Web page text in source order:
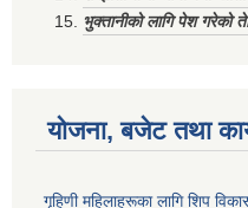
भुक्तानीको लागि पेश गरेको
योजना, बजेट तथा
गृहिणी महिलाहरूका लागि शिप